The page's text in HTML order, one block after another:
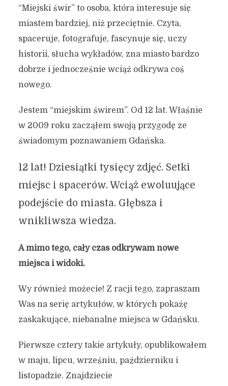
“Miejski świr” to osoba, która interesuje się
miastem bardziej, niż przeciętnie. Czyta,
spaceruje, fotografuje, fascynuje się, uczy
historii, słucha wykładów, zna miasto bardzo
dobrze i jednocześnie wciąż odkrywa coś
nowego.
Jestem “miejskim świrem”. Od 12 lat. Właśnie
w 2009 roku zacząłem swoją przygodę ze
świadomym poznawaniem Gdańska.
12 lat! Dziesiątki tysięcy zdjęć. Setki
miejsc i spacerów. Wciąż ewoluujące
podejście do miasta. Głębsza i
wnikliwsza wiedza.
A mimo tego, cały czas odkrywam nowe
miejsca i widoki.
Wy również możecie! Z racji tego, zapraszam
Was na serię artykułów, w których pokażę
zaskakujące, niebanalne miejsca w Gdańsku.
Pierwsze cztery takie artykuły, opublikowałem
w maju, lipcu, wrześniu, październiku i
listopadzie. Znajdziecie